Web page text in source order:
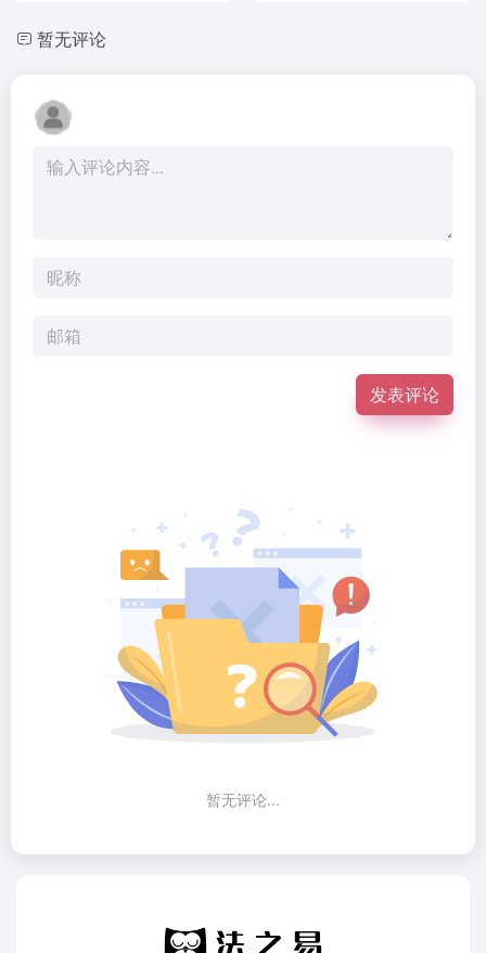
暂无评论
发表评论
暂无评论...